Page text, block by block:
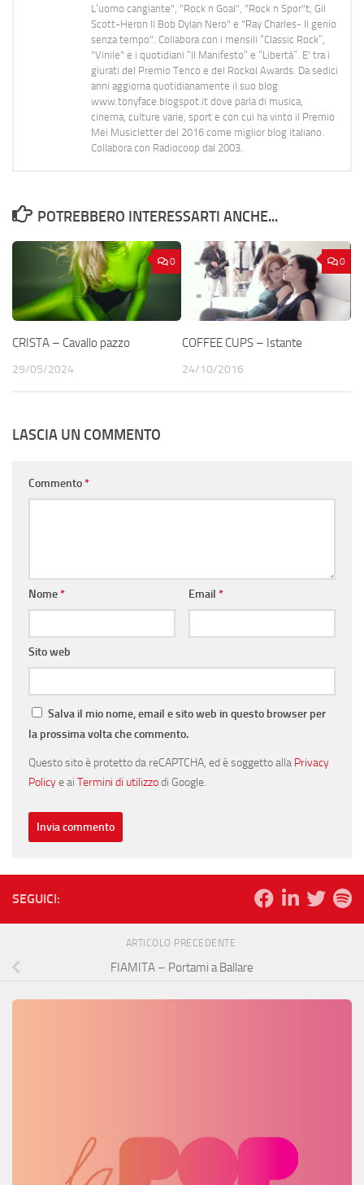
L’uomo cangiante", "Rock n Goal", "Rock n Spor"t, Gil
Scott-Heron Il Bob Dylan Nero" e "Ray Charles- Il genio
senza tempo". Collabora con i mensili “Classic Rock”,
"Vinile" e i quotidiani “Il Manifesto” e “Libertà”. E' tra i
giurati del Premio Tenco e del Rockol Awards. Da sedici
anni aggiorna quotidianamente il suo blog
www.tonyface.blogspot.it dove parla di musica,
cinema, culture varie, sport e con cui ha vinto il Premio
Mei Musicletter del 2016 come miglior blog italiano.
Collabora con Radiocoop dal 2003.
POTREBBERO INTERESSARTI ANCHE...
0
CRISTA – Cavallo pazzo
29/05/2024
0
COFFEE CUPS – Istante
24/10/2016
LASCIA UN COMMENTO
Commento*
Nome* Email *
Sito web
Salva il mio nome, email e sito web in questo browser per
la prossima volta che commento.
Questo sito è protetto da reCAPTCHA, ed è soggetto alla Privacy
Policye ai Termini di utilizzodi Google.
SEGUICI:
ARTICOLO PRECEDENTE
FIAMITA – Portami a Ballare